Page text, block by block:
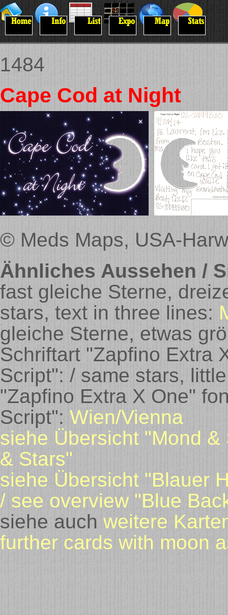
1484
Cape Cod at Night
© Meds Maps, USA-
Ähnliches Aussehen /
fast gleiche Sterne,
stars, text in three lines:
gleiche Sterne, etwas
Schriftart "Zapfino Extra
Script": / same stars,
"Zapfino Extra X One"
Script": Wien/Vienna
siehe Übersicht "Mond
& Stars"
siehe Übersicht "Blauer
/ see overview "Blue
siehe auch weitere
further cards with moon